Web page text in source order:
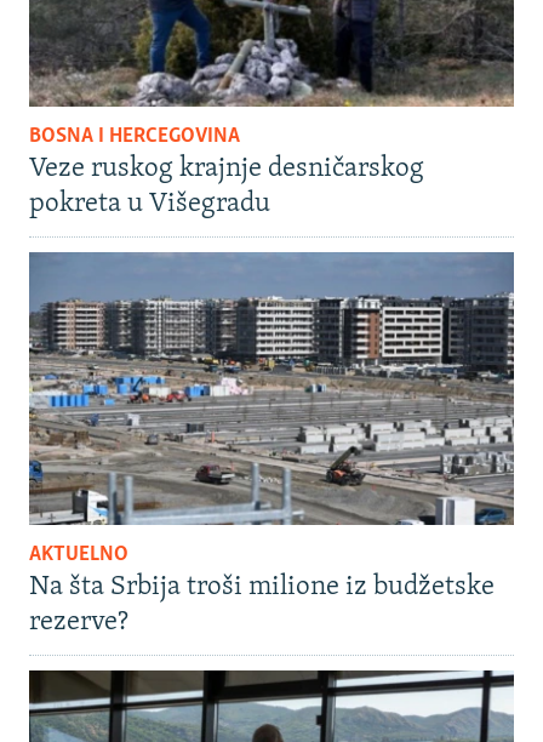
BOSNA I HERCEGOVINA
Veze ruskog krajnje desničarskog
pokreta u Višegradu
AKTUELNO
Na šta Srbija troši milione iz budžetske
rezerve?